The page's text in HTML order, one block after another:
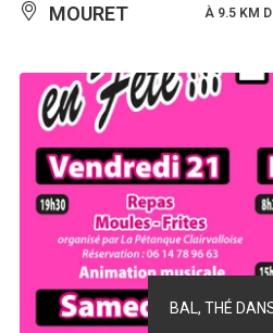
MOURET À 9.5 KM
BAL, THÉ